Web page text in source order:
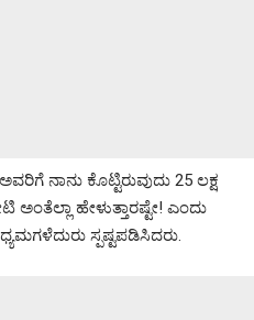
ನಾನು ಕೊಟ್ಟಿರುವುದು 25 ಲಕ್ಷ
ಅಂತೆಲ್ಲಾ ಹೇಳುತ್ತಾರಷ್ಟೇ! ಎಂದು
ಸ್ಪಷ್ಟಪಡಿಸಿದರು.